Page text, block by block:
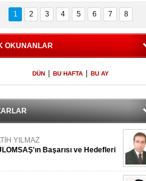
İstanbul
Adaları
600 milletvekilinin
listesi
1 2 3 4 5 6 7 8
OKUNANLAR
DÜN BU HAFTA BU AY
YILMAZ
Başarısı ve Hedefleri